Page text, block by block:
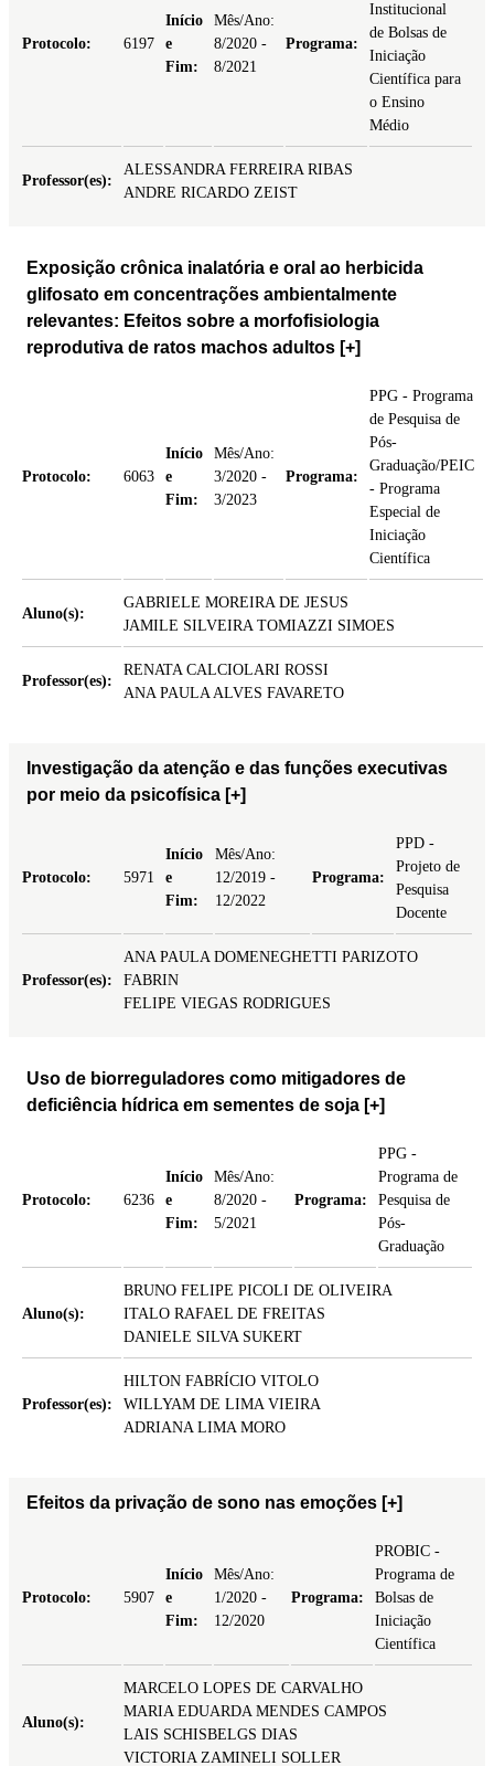
Protocolo: 6197
Início
e
Fim:
Mês/Ano:
8/2020 -
8/2021
Programa:
Institucional
de Bolsas de
Iniciação
Científica para
o Ensino
Médio
Professor(es):
ALESSANDRA FERREIRA RIBAS
ANDRE RICARDO ZEIST
Exposição crônica inalatória e oral ao herbicida
glifosato em concentrações ambientalmente
relevantes: Efeitos sobre a morfofisiologia
reprodutiva de ratos machos adultos [+]
Protocolo: 6063
Início
e
Fim:
Mês/Ano:
3/2020 -
3/2023
Programa:
PPG - Programa
de Pesquisa de
Pós-
Graduação/PEIC
- Programa
Especial de
Iniciação
Científica
Aluno(s):
GABRIELE MOREIRA DE JESUS
JAMILE SILVEIRA TOMIAZZI SIMOES
Professor(es):
RENATA CALCIOLARI ROSSI
ANA PAULA ALVES FAVARETO
Investigação da atenção e das funções executivas
por meio da psicofísica [+]
Protocolo: 5971
Início
e
Fim:
Mês/Ano:
12/2019 -
12/2022
Programa:
PPD -
Projeto de
Pesquisa
Docente
Professor(es):
ANA PAULA DOMENEGHETTI PARIZOTO
FABRIN
FELIPE VIEGAS RODRIGUES
Uso de biorreguladores como mitigadores de
deficiência hídrica em sementes de soja [+]
Protocolo: 6236
Início
e
Fim:
Mês/Ano:
8/2020 -
5/2021
Programa:
PPG -
Programa de
Pesquisa de
Pós-
Graduação
Aluno(s):
BRUNO FELIPE PICOLI DE OLIVEIRA
ITALO RAFAEL DE FREITAS
DANIELE SILVA SUKERT
Professor(es):
HILTON FABRÍCIO VITOLO
WILLYAM DE LIMA VIEIRA
ADRIANA LIMA MORO
Efeitos da privação de sono nas emoções [+]
Protocolo: 5907
Início
e
Fim:
Mês/Ano:
1/2020 -
12/2020
Programa:
PROBIC -
Programa de
Bolsas de
Iniciação
Científica
Aluno(s):
MARCELO LOPES DE CARVALHO
MARIA EDUARDA MENDES CAMPOS
LAIS SCHISBELGS DIAS
VICTORIA ZAMINELI SOLLER